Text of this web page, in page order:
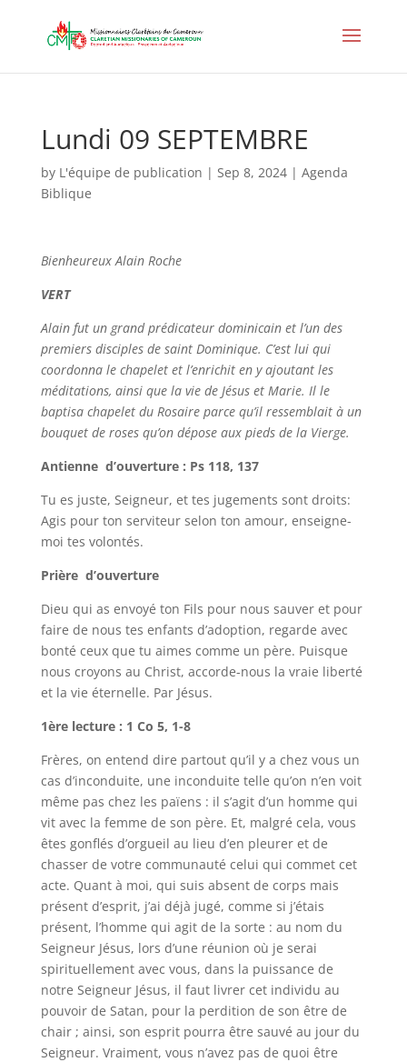
Lundi 09 SEPTEMBRE
by L'équipe de publication | Sep 8, 2024| Agenda
Biblique
BienheureuxAlain Roche
VERT
Alain fut un grand prédicateur dominicain et l’un des
premiers disciples de saint Dominique. C’est lui qui
coordonna le chapelet et l’enrichit en y ajoutant les
méditations, ainsi que la vie de Jésus et Marie. Il le
baptisa chapelet du Rosaire parce qu’il ressemblait à un
bouquet de roses qu’on dépose aux pieds de la Vierge.
Antienne d’ouverture : Ps 118, 137
Tu es juste, Seigneur, et tes jugements sont droits:
Agis pour ton serviteur selon ton amour, enseigne-
moi tes volontés.
Prière d’ouverture
Dieu qui as envoyé ton Fils pour nous sauver et pour
faire de nous tes enfants d’adoption, regarde avec
bonté ceux que tu aimes comme un père. Puisque
nous croyons au Christ, accorde-nous la vraie liberté
et la vie éternelle. Par Jésus.
1ère lecture : 1 Co 5, 1-8
Frères, on entend dire partout qu’il y a chez vous un
cas d’inconduite, une inconduite telle qu’on n’en voit
même pas chez les païens : il s’agit d’un homme qui
vit avec la femme de son père. Et, malgré cela, vous
êtes gonflés d’orgueil au lieu d’en pleurer et de
chasser de votre communauté celui qui commet cet
acte. Quant à moi, qui suis absent de corps mais
présent d’esprit, j’ai déjà jugé, comme si j’étais
présent, l’homme qui agit de la sorte : au nom du
Seigneur Jésus, lors d’une réunion où je serai
spirituellement avec vous, dans la puissance de
notre Seigneur Jésus, il faut livrer cet individu au
pouvoir de Satan, pour la perdition de son être de
chair ; ainsi, son esprit pourra être sauvé au jour du
Seigneur. Vraiment, vous n’avez pas de quoi être